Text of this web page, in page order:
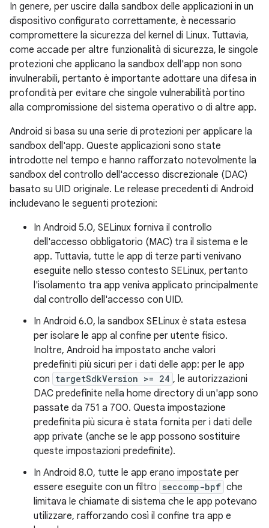
In genere, per uscire dalla sandbox delle applicazioni in un
dispositivo configurato correttamente, è necessario
compromettere la sicurezza del kernel di Linux. Tuttavia,
come accade per altre funzionalità di sicurezza, le singole
protezioni che applicano la sandbox dell'app non sono
invulnerabili, pertanto è importante adottare una difesa in
profondità per evitare che singole vulnerabilità portino
alla compromissione del sistema operativo o di altre app.
Android si basa su una serie di protezioni per applicare la
sandbox dell'app. Queste applicazioni sono state
introdotte nel tempo e hanno rafforzato notevolmente la
sandbox del controllo dell'accesso discrezionale (DAC)
basato su UID originale. Le release precedenti di Android
includevano le seguenti protezioni:
In Android 5.0, SELinux forniva il controllo
dell'accesso obbligatorio (MAC) tra il sistema e le
app. Tuttavia, tutte le app di terze parti venivano
eseguite nello stesso contesto SELinux, pertanto
l'isolamento tra app veniva applicato principalmente
dal controllo dell'accesso con UID.
In Android 6.0, la sandbox SELinux è stata estesa
per isolare le app al confine per utente fisico.
Inoltre, Android ha impostato anche valori
predefiniti più sicuri per i dati delle app: per le app
con targetSdkVersion >= 24 , le autorizzazioni
DAC predefinite nella home directory di un'app sono
passate da 751 a 700. Questa impostazione
predefinita più sicura è stata fornita per i dati delle
app private (anche se le app possono sostituire
queste impostazioni predefinite).
In Android 8.0, tutte le app erano impostate per
essere eseguite con un filtro seccomp-bpf che
limitava le chiamate di sistema che le app potevano
utilizzare, rafforzando così il confine tra app e